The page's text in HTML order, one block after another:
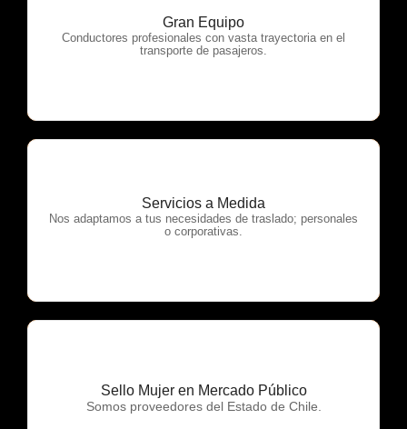
Gran Equipo
Conductores profesionales con vasta trayectoria en el
transporte de pasajeros.
OTP Servicios
Servicios a Medida
Nos adaptamos a tus necesidades de traslado; personales
o corporativas.
OTP Servicios
Sello Mujer en Mercado Público
Somos proveedores del Estado de Chile.
OTP Servicios